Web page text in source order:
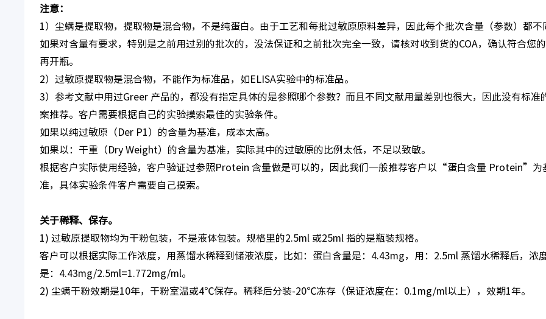
注意：
1）尘螨是提取物，提取物是混合物，不是纯蛋白。由于工艺和每批过敏原原料差异，因此每个批次含量（参数）都不
如果对含量有要求，特别是之前用过别的批次的，没法保证和之前批次完全一致，请核对收到货的COA，确认符合您
再开瓶。
2）过敏原提取物是混合物，不能作为标准品，如ELISA实验中的标准品。
3）参考文献中用过Greer 产品的，都没有指定具体的是参照哪个参数？而且不同文献用量差别也很大，因此没有标准
案推荐。客户需要根据自己的实验摸索最佳的实验条件。
如果以纯过敏原（Der P1）的含量为基准，成本太高。
如果以：干重（Dry Weight）的含量为基准，实际其中的过敏原的比例太低，不足以致敏。
根据客户实际使用经验，客户验证过参照Protein 含量做是可以的，因此我们一般推荐客户以“蛋白含量 Protein”为
准，具体实验条件客户需要自己摸索。
关于稀释、保存。
1) 过敏原提取物均为干粉包装，不是液体包装。规格里的2.5ml 或25ml 指的是瓶装规格。
客户可以根据实际工作浓度，用蒸馏水稀释到储液浓度，比如：蛋白含量是：4.43mg，用：2.5ml 蒸馏水稀释后，浓
是：4.43mg/2.5ml=1.772mg/ml。
2) 尘螨干粉效期是10年，干粉室温或4℃保存。稀释后分装-20℃冻存（保证浓度在：0.1mg/ml以上），效期1年。